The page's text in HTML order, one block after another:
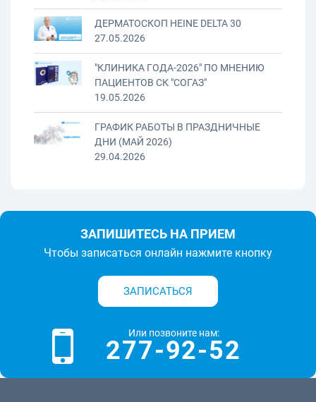
ДЕРМАТОСКОП HEINE DELTA 30
27.05.2026
"КЛИНИКА ГОДА-2026" ПО МНЕНИЮ
ПАЦИЕНТОВ СК "СОГАЗ"
19.05.2026
ГРАФИК РАБОТЫ В ПРАЗДНИЧНЫЕ
ДНИ (МАЙ 2026)
29.04.2026
ЗАПИШИТЕСЬ НА ПРИЕМ
Чтобы записаться онлайн нажмите кнопку
ЗАПИСАТЬСЯ
Или позвоните нам:
277-92-52